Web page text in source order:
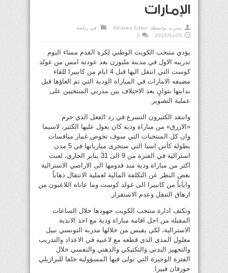
الإمارات
نشرت بواسطة: Alhakea Editor في رياضة
2015/01/05
0
يؤدي منتخب الكويت الوطني لكرة القدم مساء اليوم
تدريبه الاول في مدينة ملبورن بعد عودته امس من غولد
كوست التي انتقل اليها قبل 4 ايام من كانبيرا للقاء
مضيفه الامارات في المباراة الودية التي تم الغاؤها قبل
بدايتها بثوانٍ بعد الاختلاف بين مدربي المنتخبين على
عملية التصوير.
وانتقد الكثيرون التسرع في رد الفعل الذي حرم
«الازرق» من مباراة ودية كان يعول عليها الكثير، لاسيما
وان كل المنتخبات التي سوف تخوض غمار منافسات
بطولة كأس اسيا التي ستجرى مبارياتها في 5 مدن
استرالية في الفترة من 9 الى 31 يناير الجاري، لعبت
اكثر من مباراة ودية منذ قدومها الى الاراضي الاسترالية
بغض النظر عن التكلفة المالية لعملية الانتقال ذهاباً
واياباً من كانبيرا الى غولد كوست وما عاناه اللاعبون من
ارهاق التنقل وعدم الاستقرار.
وتكثف ادارة منتخب الكويت جهودها خلال الساعات
المقبلة من اجل اقامة مباراة ودية مع احد الاندية
الاسترالية، لكي يقيس من خلالها مدربه التونسي نبيل
معلول المدى الذي قطعه مع لاعبيه في الاعداد والتدريب
والتجهيز البدني والتكتيكي والذهني والنفسي خلال
الفترة الوجيزة التي تولى فيها المسؤولية خلفا للبرازيلي
جورفان فييرا.